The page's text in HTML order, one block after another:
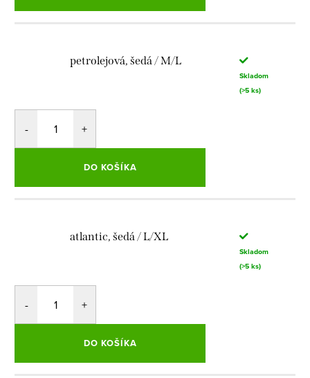
petrolejová, šedá / M/L
Skladom
(>5 ks)
DO KOŠÍKA
atlantic, šedá / L/XL
Skladom
(>5 ks)
DO KOŠÍKA